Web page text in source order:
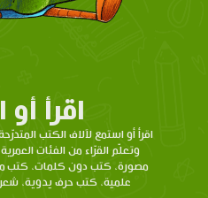
اقرأ
اقرأ أو استمع لآلاف الكتب
وتعلّم القرّاء من الفئات
مصورة، كتب دون كلمات، كتب
علمية، كتب حرف يدوية،